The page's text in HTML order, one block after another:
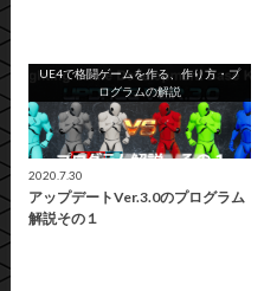
UE4で格闘ゲームを作る、作り方・プ
ログラムの解説
2020.7.30
アップデートVer.3.0のプログラム
解説その１